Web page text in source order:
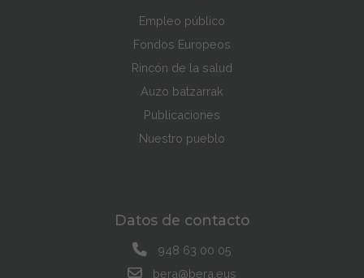
Empleo público
Fondos Europeos
Rincón de la salud
Auzo batzarrak
Publicaciones
Nuestro pueblo
Datos de contacto
948 63 00 05
bera@bera.eus